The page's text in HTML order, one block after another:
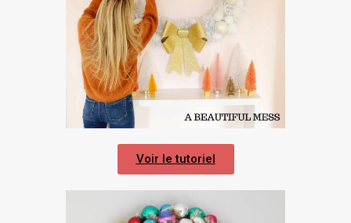
Voir le tutoriel